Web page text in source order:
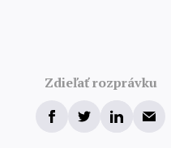
Zdieľať rozprávku